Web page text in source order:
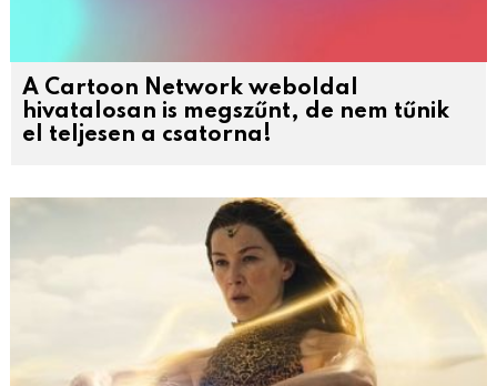
A Cartoon Network weboldal
hivatalosan is megszűnt, de nem tűnik
el teljesen a csatorna!